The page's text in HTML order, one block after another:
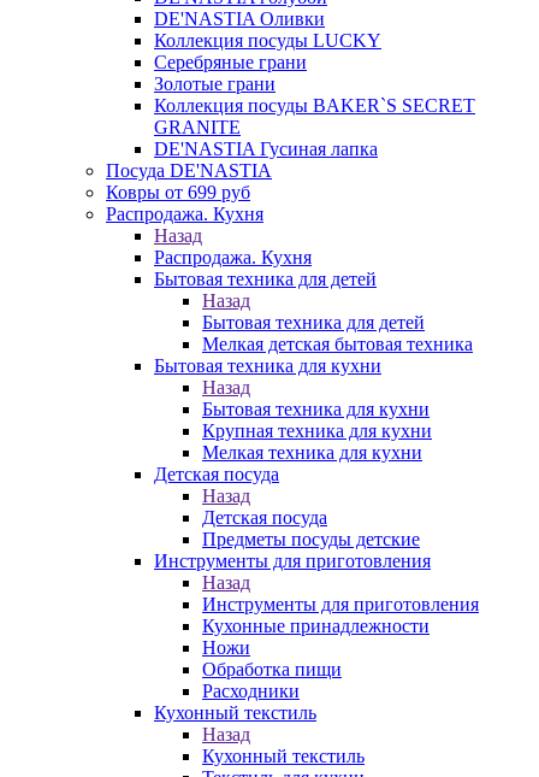
DE'NASTIA Оливки
Коллекция посуды LUCKY
Серебряные грани
Золотые грани
Коллекция посуды BAKER`S SECRET
GRANITE
DE'NASTIA Гусиная лапка
Посуда DE'NASTIA
Ковры от 699 руб
Распродажа. Кухня
Назад
Распродажа. Кухня
Бытовая техника для детей
Назад
Бытовая техника для детей
Мелкая детская бытовая техника
Бытовая техника для кухни
Назад
Бытовая техника для кухни
Крупная техника для кухни
Мелкая техника для кухни
Детская посуда
Назад
Детская посуда
Предметы посуды детские
Инструменты для приготовления
Назад
Инструменты для приготовления
Кухонные принадлежности
Ножи
Обработка пищи
Расходники
Кухонный текстиль
Назад
Кухонный текстиль